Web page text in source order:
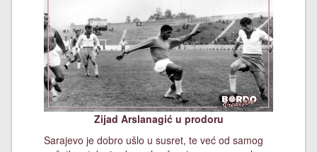
Zijad Arslanagić u prodoru
Sarajevo je dobro ušlo u susret, te već od samog